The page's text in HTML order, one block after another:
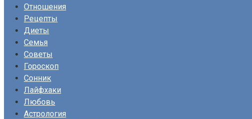
Отношения
Рецепты
Диеты
Семья
Советы
Гороскоп
Сонник
Лайфхаки
Любовь
Астрология